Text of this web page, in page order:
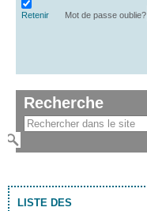
Retenir Mot de passe oublie?
Recherche
LISTE DES